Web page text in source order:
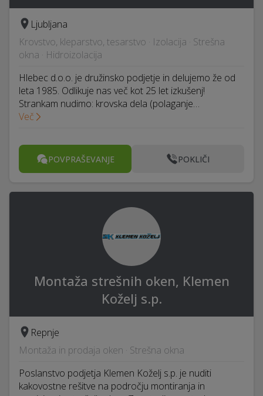
Ljubljana
Krovstvo, kleparstvo, tesarstvo · Izolacija · Strešna
okna · Hidroizolacija
Hlebec d.o.o. je družinsko podjetje in delujemo že od
leta 1985. Odlikuje nas več kot 25 let izkušenj!
Strankam nudimo: krovska dela (polaganje…
Več
POVPRAŠEVANJE POKLIČI
Montaža strešnih oken, Klemen
Koželj s.p.
Repnje
Montaža in prodaja oken · Strešna okna
Poslanstvo podjetja Klemen Koželj s.p. je nuditi
kakovostne rešitve na področju montiranja in